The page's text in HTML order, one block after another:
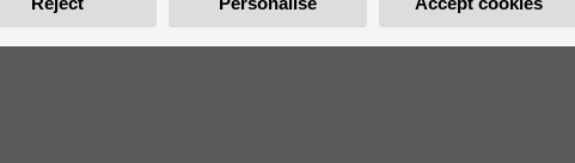
INSTAGRAM